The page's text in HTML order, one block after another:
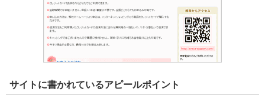
サイトに書かれているアピールポイント